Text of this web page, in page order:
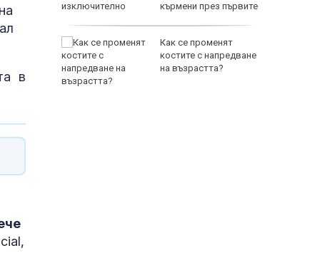
в
кърмени през първите
Как се променят
костите с напредване
на възрастта?